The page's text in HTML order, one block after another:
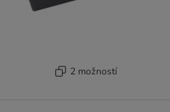
2 možností